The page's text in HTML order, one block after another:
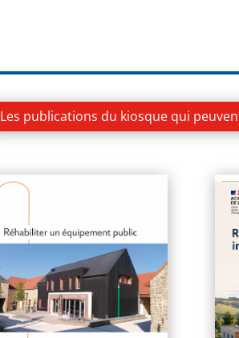
Les publications du kiosque qui